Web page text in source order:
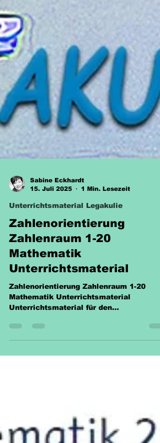
15. Juli 2025
1 Min. Lesezeit
Unterrichtsmaterial Legakulie
Zahlenorientierung
Zahlenraum 1-20
Mathematik
Unterrichtsmaterial
Zahlenorientierung Zahlenraum 1-20
Mathematik Unterrichtsmaterial
Übungen...